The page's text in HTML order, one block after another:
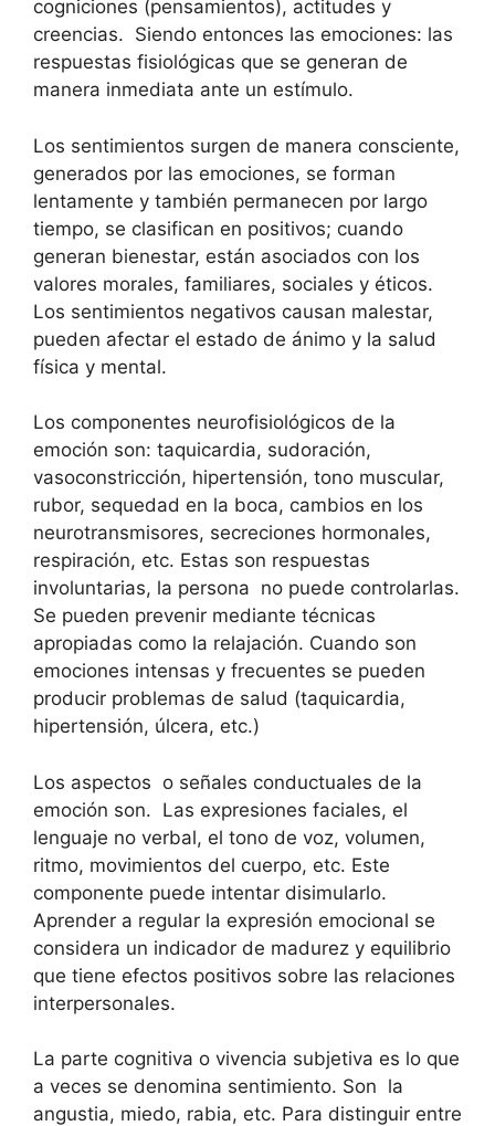
cogniciones (pensamientos), actitudes y
creencias. Siendo entonces las emociones: las
respuestas fisiológicas que se generan de
manera inmediata ante un estímulo.
Los sentimientos surgen de manera consciente,
generados por las emociones, se forman
lentamente y también permanecen por largo
tiempo, se clasifican en positivos; cuando
generan bienestar, están asociados con los
valores morales, familiares, sociales y éticos.
Los sentimientos negativos causan malestar,
pueden afectar el estado de ánimo y la salud
física y mental.
Los componentes neurofisiológicos de la
emoción son: taquicardia, sudoración,
vasoconstricción, hipertensión, tono muscular,
rubor, sequedad en la boca, cambios en los
neurotransmisores, secreciones hormonales,
respiración, etc. Estas son respuestas
involuntarias, la persona no puede controlarlas.
Se pueden prevenir mediante técnicas
apropiadas como la relajación. Cuando son
emociones intensas y frecuentes se pueden
producir problemas de salud (taquicardia,
hipertensión, úlcera, etc.)
Los aspectos o señales conductuales de la
emoción son. Las expresiones faciales, el
lenguaje no verbal, el tono de voz, volumen,
ritmo, movimientos del cuerpo, etc. Este
componente puede intentar disimularlo.
Aprender a regular la expresión emocional se
considera un indicador de madurez y equilibrio
que tiene efectos positivos sobre las relaciones
interpersonales.
La parte cognitiva o vivencia subjetiva es lo que
a veces se denomina sentimiento. Son la
angustia, miedo, rabia, etc. Para distinguir entre